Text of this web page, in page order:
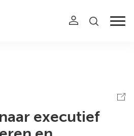
executief